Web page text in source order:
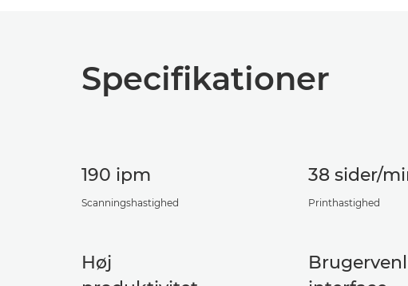
Specifikationer
190 ipm
Scanningshastighed
38 sider/
Printhastighed
Høj